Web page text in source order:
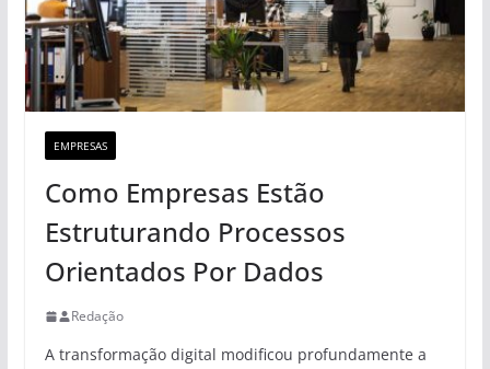
EMPRESAS
Como Empresas Estão
Estruturando Processos
Orientados Por Dados
Redação
A transformação digital modificou profundamente a